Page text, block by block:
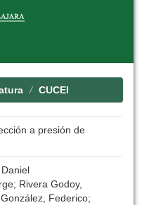
CUCEI
a presión de
Rivera Godoy,
Federico;